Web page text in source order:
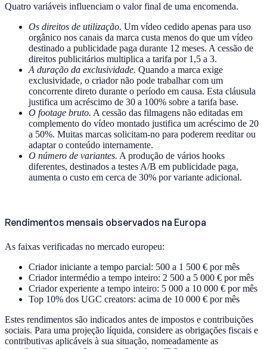
Quatro variáveis influenciam o valor final de uma encomenda.
Os direitos de utilização. Um vídeo cedido apenas para uso
orgânico nos canais da marca custa menos do que um vídeo
destinado a publicidade paga durante 12 meses. A cessão de
direitos publicitários multiplica a tarifa por 1,5 a 3.
A duração da exclusividade. Quando a marca exige
exclusividade, o criador não pode trabalhar com um
concorrente direto durante o período em causa. Esta cláusula
justifica um acréscimo de 30 a 100% sobre a tarifa base.
O footage bruto. A cessão das filmagens não editadas em
complemento do vídeo montado justifica um acréscimo de 20
a 50%. Muitas marcas solicitam-no para poderem reeditar ou
adaptar o conteúdo internamente.
O número de variantes. A produção de vários hooks
diferentes, destinados a testes A/B em publicidade paga,
aumenta o custo em cerca de 30% por variante adicional.
Rendimentos mensais observados na Europa
As faixas verificadas no mercado europeu:
Criador iniciante a tempo parcial: 500 a 1 500 € por mês
Criador intermédio a tempo inteiro: 2 500 a 5 000 € por mês
Criador experiente a tempo inteiro: 5 000 a 10 000 € por mês
Top 10% dos UGC creators: acima de 10 000 € por mês
Estes rendimentos são indicados antes de impostos e contribuições
sociais. Para uma projeção líquida, considere as obrigações fiscais e
contributivas aplicáveis à sua situação, nomeadamente as